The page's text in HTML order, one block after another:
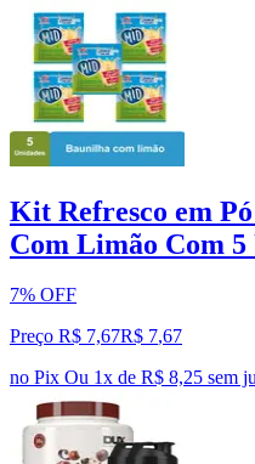
Kit Refresco em
Com Limão Com 5
7% OFF
Preço R$ 7,67R$ 7,67
no Pix Ou 1x de R$ 8,25 sem